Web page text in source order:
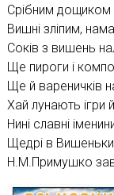
Срібним дощиком
Вишні зліпим,
Соків з вишень
Ще пироги і
Ще й вареничків
Хай лунають ігри
Нині славні
Щедрі в Вишеньки
Н.М.Примушко